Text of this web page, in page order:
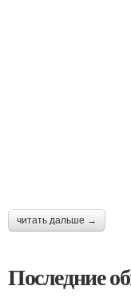
читать дальше →
Последние